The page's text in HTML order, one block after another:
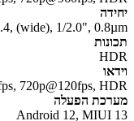
f/2.4, (wide), 1/2.0",
60fps, 720p@120fps,
הפעלה
Android 12, MIUI